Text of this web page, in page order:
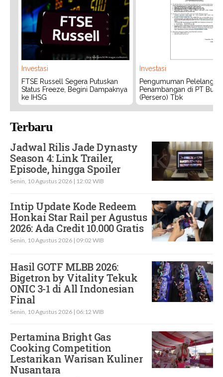
Investasi
FTSE Russell Segera Putuskan
Status Freeze, Begini Dampaknya
ke IHSG
Investasi
Pengumuman Pelelangan
Penambangan di PT Bukit
(Persero) Tbk
Terbaru
Jadwal Rilis Jade Dynasty
Season 4: Link Trailer,
Episode, hingga Spoiler
Senin, 10 Agustus 2026 | 12:02 WIB
Intip Update Kode Redeem
Honkai Star Rail per Agustus
2026: Ada Credit 10.000 Gratis
Senin, 10 Agustus 2026 | 09:02 WIB
Hasil GOTF MLBB 2026:
Bigetron by Vitality Tekuk
ONIC 3-1 di All Indonesian
Final
Senin, 10 Agustus 2026 | 06:12 WIB
Pertamina Bright Gas
Cooking Competition
Lestarikan Warisan Kuliner
Nusantara